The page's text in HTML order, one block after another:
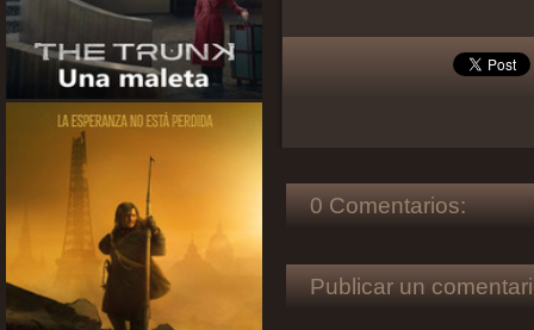
0 Comentarios:
Publicar un